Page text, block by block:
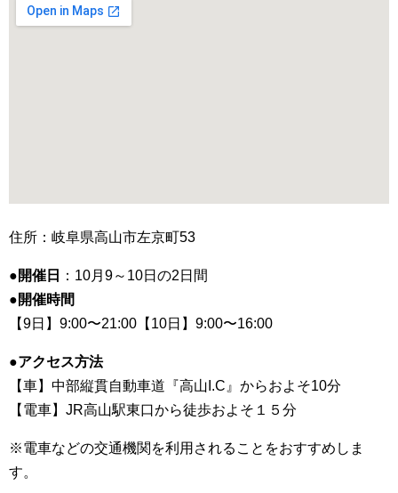
住所：岐阜県高山市左京町53
●開催日
：10月9～10日の2日間
●開催時間
【9日】9:00〜21:00【10日】9:00〜16:00
●アクセス方法
【車】中部縦貫自動車道『高山I.C』からおよそ10分
【電車】JR高山駅東口から徒歩およそ１５分
※電車などの交通機関を利用されることをおすすめしま
す。